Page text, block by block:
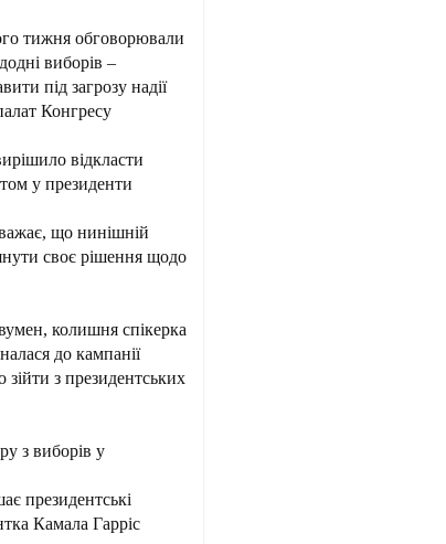
тижня обговорювали
виборів –
під загрозу надії
Конгресу
відкласти
у президенти
що нинішній
своє рішення щодо
колишня спікерка
до кампанії
з президентських
з виборів у
президентські
Камала Гарріс